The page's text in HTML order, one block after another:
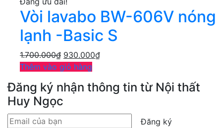
Vòi lavabo BW-606V nóng
lạnh -Basic S
1.700.000₫ 930.000₫
Thêm vào giỏ hàng
Đăng ký nhận thông tin từ Nội thất
Huy Ngọc
Đăng ký